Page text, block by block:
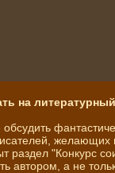
на
желающих
раздел "Конкурс
автором, а не